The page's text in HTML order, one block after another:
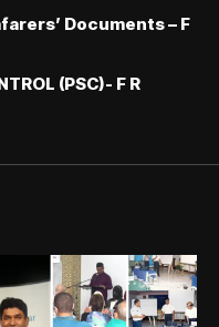
Documents – F
(PSC)- F R